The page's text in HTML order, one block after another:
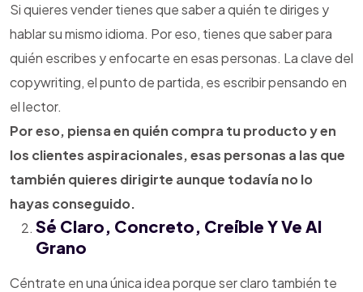
Si quieres vender tienes que saber a quién te diriges y
hablar su mismo idioma. Por eso, tienes que saber para
quién escribes y enfocarte en esas personas. La clave del
copywriting, el punto de partida, es escribir pensando en
el lector.
Por eso, piensa en quién compra tu producto y en
los clientes aspiracionales, esas personas a las que
también quieres dirigirte aunque todavía no lo
hayas conseguido.
Sé Claro, Concreto, Creíble Y Ve Al
Grano
Céntrate en una única idea porque ser claro también te